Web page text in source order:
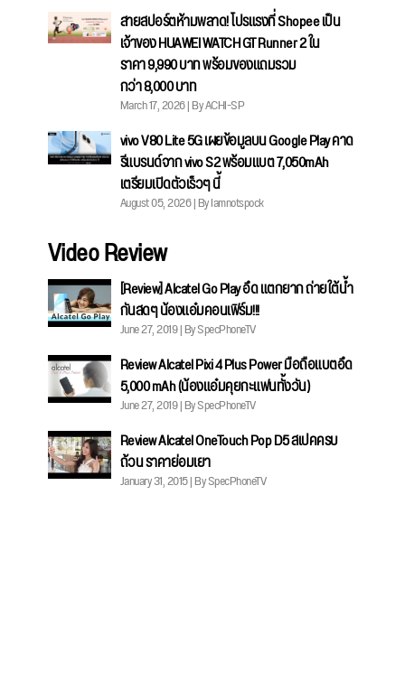
สายสปอร์ตห้ามพลาด! โปรแรงที่ Shopee เป็น
เจ้าของ HUAWEI WATCH GT Runner 2 ใน
ราคา 9,990 บาท พร้อมของแถมรวม
กว่า 8,000 บาท
March 17, 2026 | By ACHI-SP
vivo V80 Lite 5G เผยข้อมูลบน Google Play คาด
รีแบรนด์จาก vivo S2 พร้อมแบต 7,050mAh
เตรียมเปิดตัวเร็วๆ นี้
August 05, 2026 | By Iamnotspock
Video Review
[Review] Alcatel Go Play อึด แตกยาก ถ่ายใต้น้ำ
กันสดๆ น้องแอ๋มคอนเฟิร์ม!!!
June 27, 2019 | By SpecPhoneTV
Review Alcatel Pixi 4 Plus Power มือถือแบตอึด
5,000 mAh (น้องแอ๋มคุยกะแฟนทั้งวัน)
June 27, 2019 | By SpecPhoneTV
Review Alcatel OneTouch Pop D5 สเปคครบ
ถ้วน ราคาย่อมเยา
January 31, 2015 | By SpecPhoneTV